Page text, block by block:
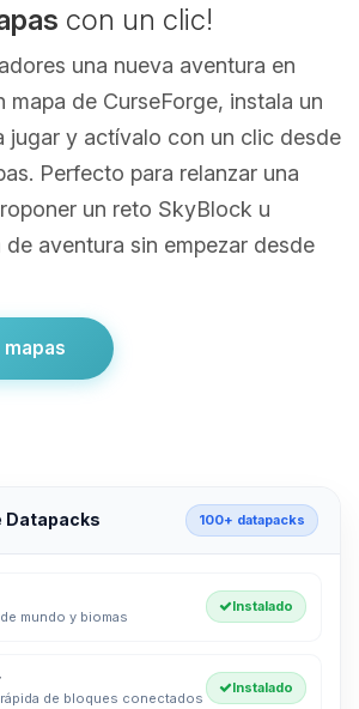
con un clic!
una nueva aventura en
mapa de CurseForge, instala un
jugar y actívalo con un clic desde
Perfecto para relanzar una
un reto SkyBlock u
aventura sin empezar desde
Datapacks 100+ datapacks
mundo y biomas
Instalado
rápida de bloques conectados
Instalado